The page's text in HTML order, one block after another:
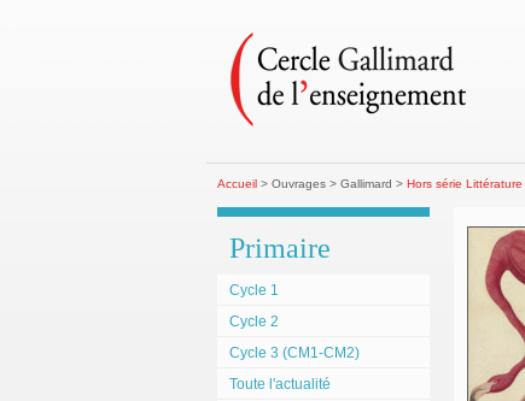
Accueil> Ouvrages > Gallimard > Hors série Littérature
Primaire
Cycle 1
Cycle 2
Cycle 3 (CM1-CM2)
Toute l'actualité